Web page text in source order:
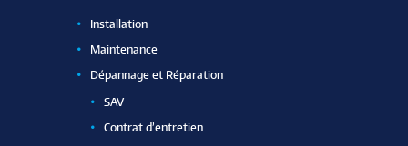
Installation
Maintenance
Dépannage et Réparation
SAV
Contrat d’entretien